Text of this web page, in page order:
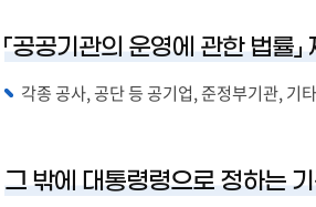
「공공기관의 운영에 관한 법률
각종 공사, 공단 등 공기업, 준정부기관, 기
그 밖에 대통령령으로 정하는